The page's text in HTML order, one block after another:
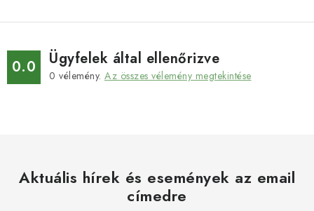
0.0 Ügyfelek által ellenőrizve
0 vélemény. Az összes vélemény megtekintése
Aktuális hírek és események az email
címedre